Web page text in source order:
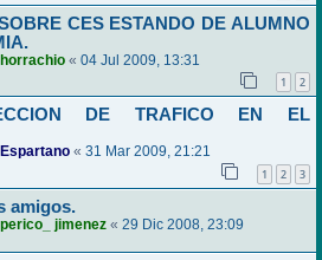
CES ESTANDO DE ALUMNO
horrachio « 04 Jul 2009, 13:31
1 2
DE TRAFICO EN EL
Espartano « 31 Mar 2009, 21:21
1 2 3
amigos.
perico_ jimenez « 29 Dic 2008, 23:09